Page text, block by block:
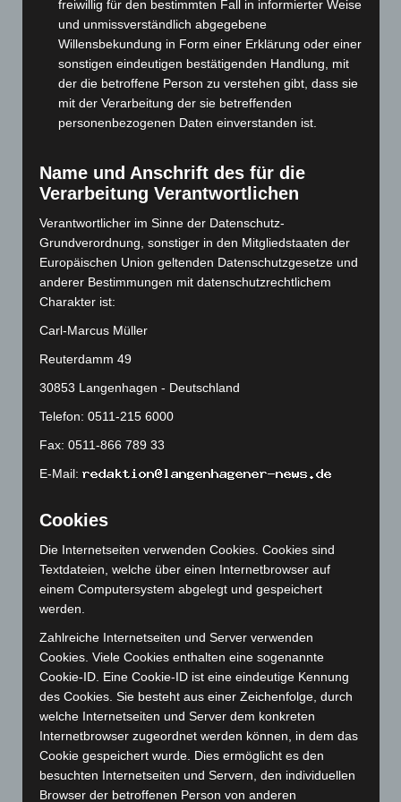
Januar 2025(88)
Dezember 2024(89)
November 2024(94)
Oktober 2024(93)
September 2024
Juli 2024(89)
Juni 2024 (107)
Mai 2024(149)
April 2024(102)
März 2024(103)
Februar 2024(103)
Januar 2024(111)
Dezember 2023(130)
November 2023(130)
Oktober 2023(114)
September 2023(133)
Juni 2023(142)
Mai 2023(139)
April 2023(155)
März 2023(174)
Januar 2023(140)
Dezember 2022(130)
November 2022(167)
Oktober 2022(166)
September 2022(205)
August 2022 (166)
freiwillig für den bestimmten Fall in informierter Weise
und unmissverständlich abgegebene
Willensbekundung in Form einer Erklärung oder einer
sonstigen eindeutigen bestätigenden Handlung, mit
der die betroffene Person zu verstehen gibt, dass sie
mit der Verarbeitung der sie betreffenden
personenbezogenen Daten einverstanden ist.
Name und Anschrift des für die
Verarbeitung Verantwortlichen
Verantwortlicher im Sinne der Datenschutz-
Grundverordnung, sonstiger in den Mitgliedstaaten der
Europäischen Union geltenden Datenschutzgesetze und
anderer Bestimmungen mit datenschutzrechtlichem
Charakter ist:
Carl-Marcus Müller
Reuterdamm 49
30853 Langenhagen - Deutschland
Telefon: 0511-215 6000
Fax: 0511-866 789 33
E-Mail:
Cookies
Die Internetseiten verwenden Cookies. Cookies sind
Textdateien, welche über einen Internetbrowser auf
einem Computersystem abgelegt und gespeichert
werden.
Zahlreiche Internetseiten und Server verwenden
Cookies. Viele Cookies enthalten eine sogenannte
Cookie-ID. Eine Cookie-ID ist eine eindeutige Kennung
des Cookies. Sie besteht aus einer Zeichenfolge, durch
welche Internetseiten und Server dem konkreten
Internetbrowser zugeordnet werden können, in dem das
Cookie gespeichert wurde. Dies ermöglicht es den
besuchten Internetseiten und Servern, den individuellen
Browser der betroffenen Person von anderen